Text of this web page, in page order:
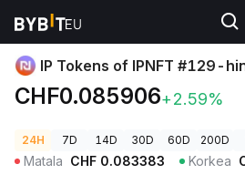
Kryptohinnat IP Tokens of IPNFT #129-
IP Tokens of IPNFT #129-
CHF0.085906+2.59%
24H 7D 14D 30D 60D 200D
Matala CHF 0.083383 Korkea